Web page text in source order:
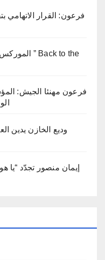
فرعون: القرار الاتهامي
فرعون مهنئا الجيش:
وديع الخازن يدين
إيمان منصور تجدّد “يا